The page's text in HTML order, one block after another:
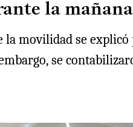
la mañana
la movilidad se
se